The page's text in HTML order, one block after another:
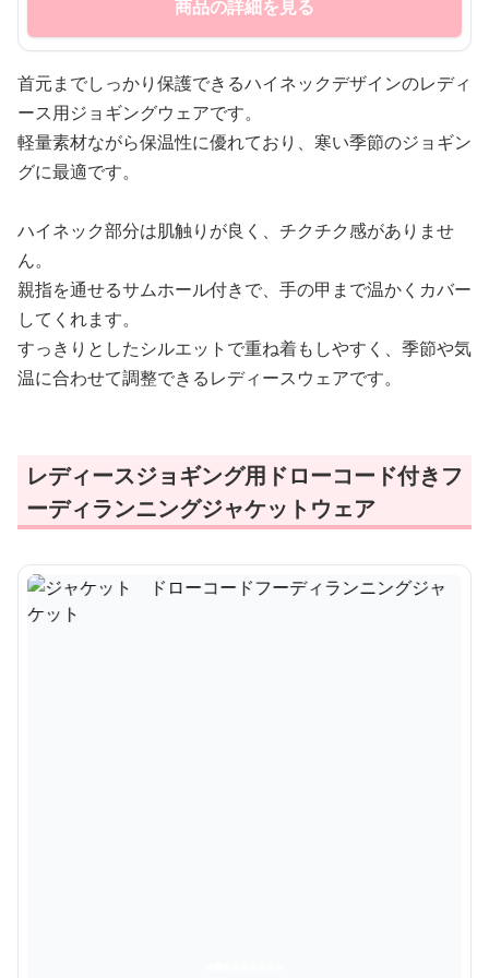
商品の詳細を見る
首元までしっかり保護できるハイネックデザインのレディ
ース用ジョギングウェアです。
軽量素材ながら保温性に優れており、寒い季節のジョギン
グに最適です。
ハイネック部分は肌触りが良く、チクチク感がありませ
ん。
親指を通せるサムホール付きで、手の甲まで温かくカバー
してくれます。
すっきりとしたシルエットで重ね着もしやすく、季節や気
温に合わせて調整できるレディースウェアです。
レディースジョギング用ドローコード付きフ
ーディランニングジャケットウェア